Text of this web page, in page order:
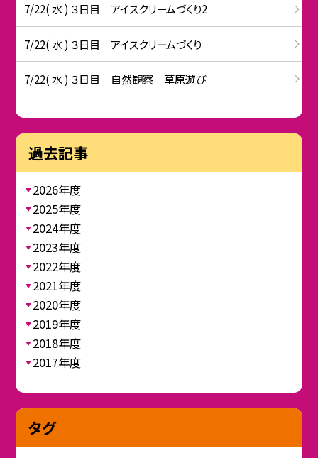
7/22( 水 ) ３日目 アイスクリームづくり2
7/22( 水 ) ３日目 アイスクリームづくり
7/22( 水 ) ３日目 自然観察 草原遊び
過去記事
2026年度
2025年度
2024年度
2023年度
2022年度
2021年度
2020年度
2019年度
2018年度
2017年度
タグ